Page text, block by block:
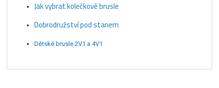
Jak vybrat kolečkové brusle
Dobrodružství pod stanem
Dětské brusle 2V1 a 4V1